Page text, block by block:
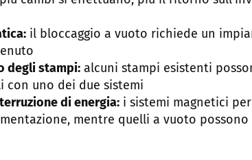
il bloccaggio a vuoto richiede un
degli stampi: alcuni stampi esistenti
con uno dei due sistemi
di energia: i sistemi magnetici
mentre quelli a vuoto